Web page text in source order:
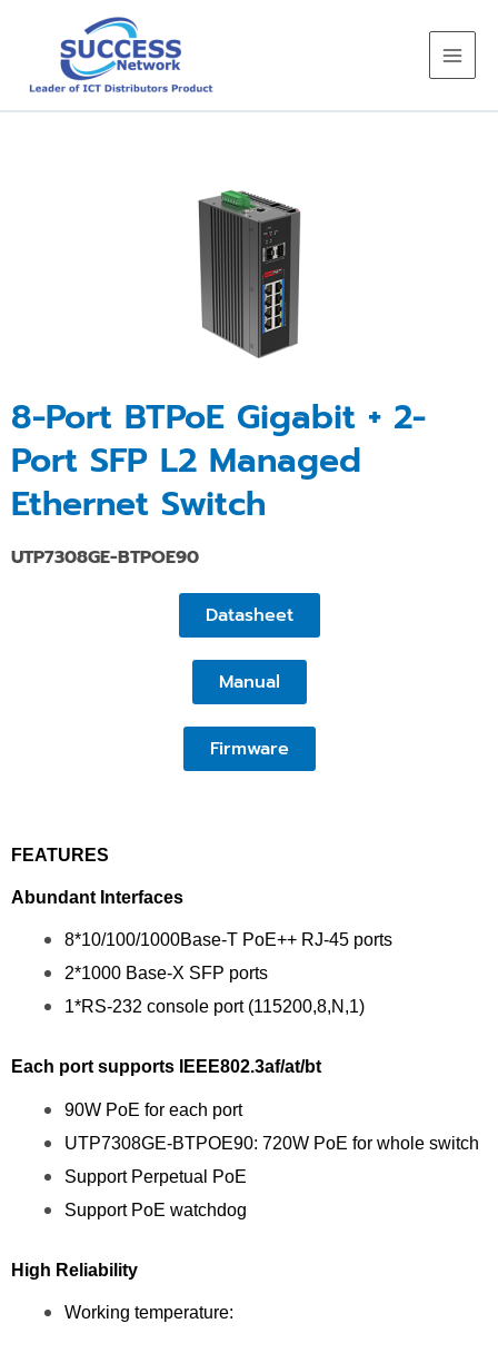
content
8-Port BTPoE Gigabit + 2-
Port SFP L2 Managed
Ethernet Switch
UTP7308GE-BTPOE90
Datasheet
Manual
Firmware
FEATURES
Abundant Interfaces
8*10/100/1000Base-T PoE++ RJ-45 ports
2*1000 Base-X SFP ports
1*RS-232 console port (115200,8,N,1)
Each port supports IEEE802.3af/at/bt
90W PoE for each port
UTP7308GE-BTPOE90: 720W PoE for whole switch
Support Perpetual PoE
Support PoE watchdog
High Reliability
Working temperature: